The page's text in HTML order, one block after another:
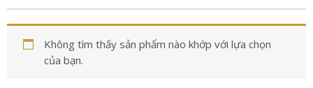
Không tìm thấy sản phẩm nào khớp với lựa chọn
của bạn.